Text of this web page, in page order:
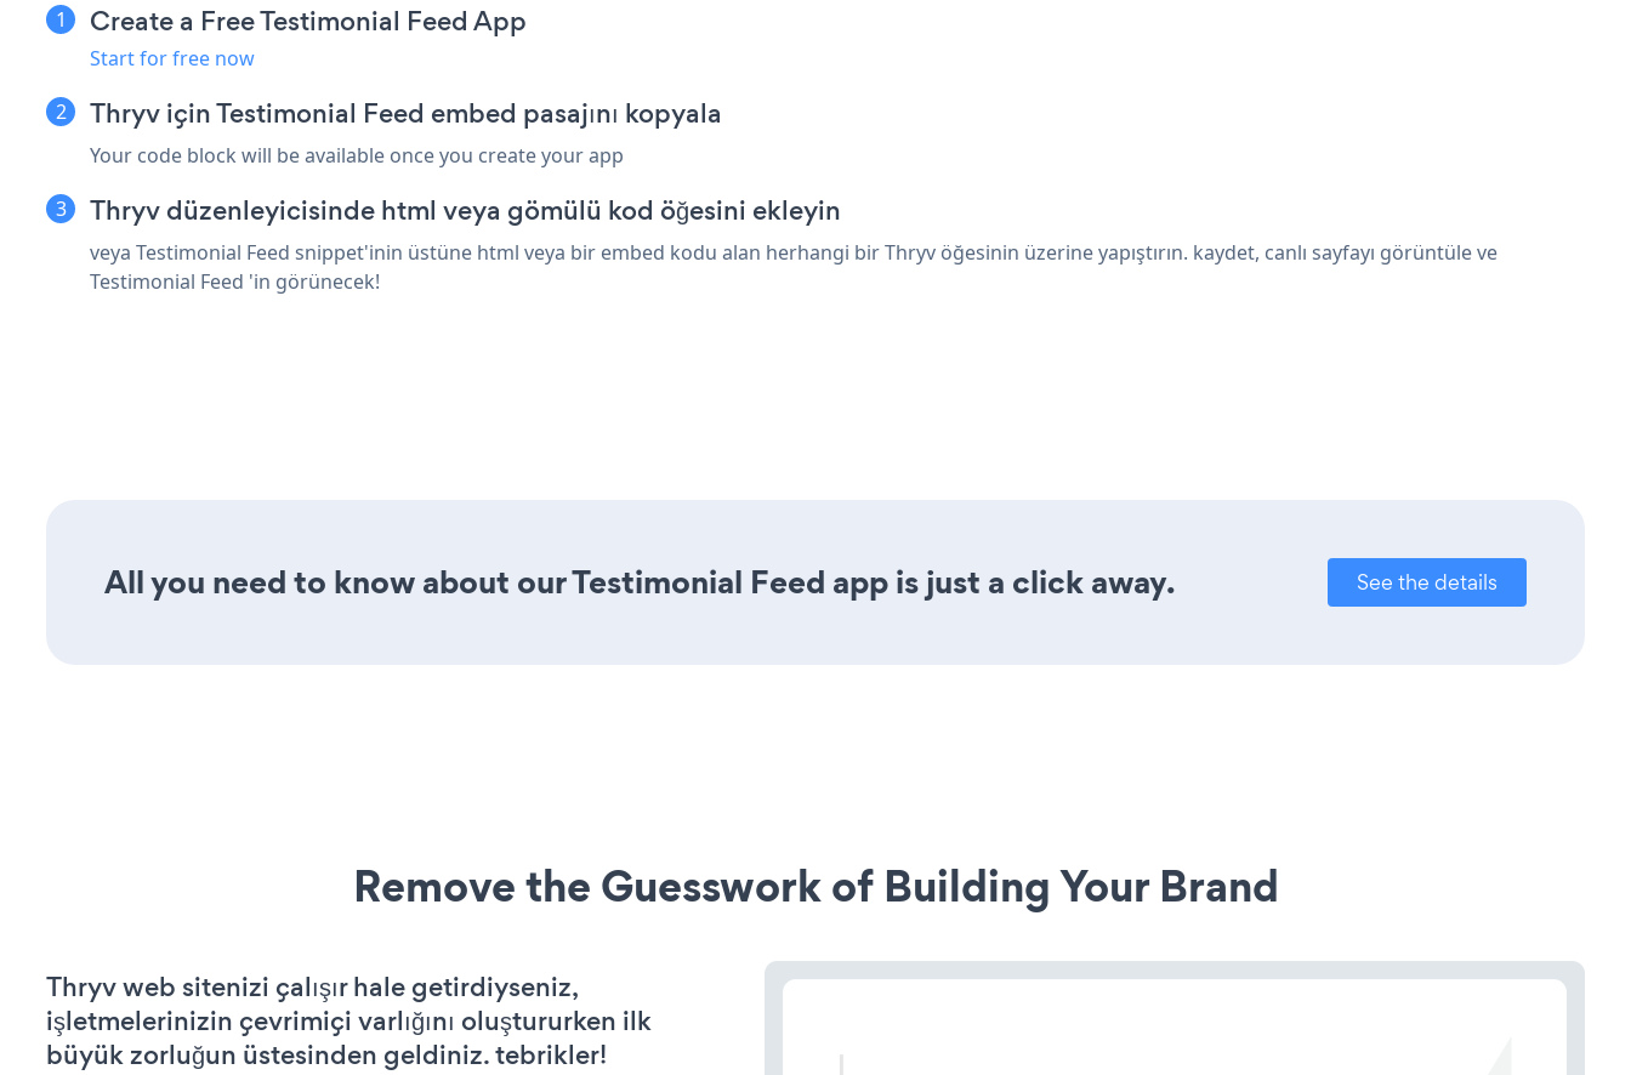
Create a Free Testimonial Feed App
Start for free now
Thryv için Testimonial Feed embed pasajını kopyala
Your code block will be available once you create your app
Thryv düzenleyicisinde html veya gömülü kod öğesini ekleyin
veya Testimonial Feed snippet'inin üstüne html veya bir embed kodu alan herhangi bir Thryv öğesinin üzerine yapıştırın. kaydet, canlı sayfayı görüntüle ve
Testimonial Feed 'in görünecek!
All you need to know about our Testimonial Feed app is just a click away. See the details
Remove the Guesswork of Building Your Brand
Thryv web sitenizi çalışır hale getirdiyseniz,
işletmelerinizin çevrimiçi varlığını oluştururken ilk
büyük zorluğun üstesinden geldiniz. tebrikler!